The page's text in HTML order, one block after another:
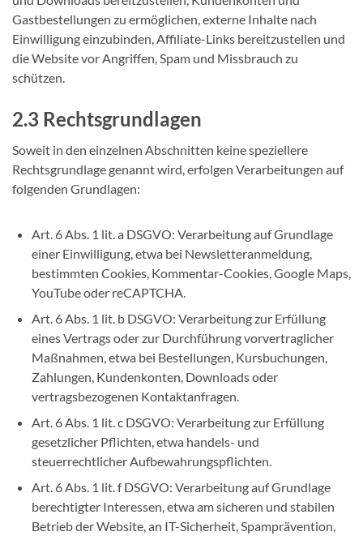
Gastbestellungen zu ermöglichen, externe Inhalte nach
Einwilligung einzubinden, Affiliate-Links bereitzustellen und
die Website vor Angriffen, Spam und Missbrauch zu
schützen.
2.3 Rechtsgrundlagen
Soweit in den einzelnen Abschnitten keine speziellere
Rechtsgrundlage genannt wird, erfolgen Verarbeitungen auf
folgenden Grundlagen:
Art. 6 Abs. 1 lit. a DSGVO: Verarbeitung auf Grundlage
einer Einwilligung, etwa bei Newsletteranmeldung,
bestimmten Cookies, Kommentar-Cookies, Google Maps,
YouTube oder reCAPTCHA.
Art. 6 Abs. 1 lit. b DSGVO: Verarbeitung zur Erfüllung
eines Vertrags oder zur Durchführung vorvertraglicher
Maßnahmen, etwa bei Bestellungen, Kursbuchungen,
Zahlungen, Kundenkonten, Downloads oder
vertragsbezogenen Kontaktanfragen.
Art. 6 Abs. 1 lit. c DSGVO: Verarbeitung zur Erfüllung
gesetzlicher Pflichten, etwa handels- und
steuerrechtlicher Aufbewahrungspflichten.
Art. 6 Abs. 1 lit. f DSGVO: Verarbeitung auf Grundlage
berechtigter Interessen, etwa am sicheren und stabilen
Betrieb der Website, an IT-Sicherheit, Spamprävention,